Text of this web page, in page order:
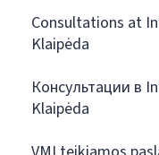
Consultations at
Klaipėda
Консультации в
Klaipėda